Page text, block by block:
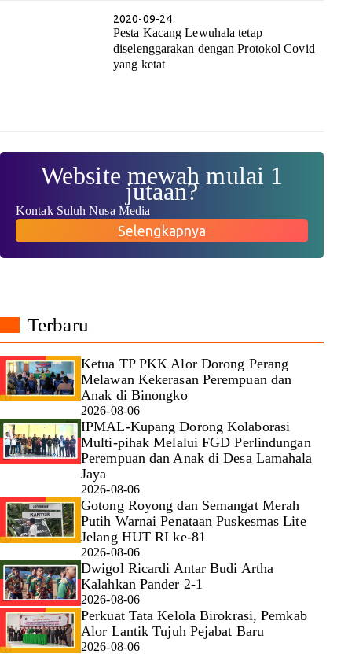
2020-09-24
Pesta Kacang Lewuhala tetap
diselenggarakan dengan Protokol Covid
yang ketat
Website mewah mulai 1
jutaan?
Kontak Suluh Nusa Media
Selengkapnya
Terbaru
Ketua TP PKK Alor Dorong Perang
Melawan Kekerasan Perempuan dan
Anak di Binongko
2026-08-06
IPMAL-Kupang Dorong Kolaborasi
Multi-pihak Melalui FGD Perlindungan
Perempuan dan Anak di Desa Lamahala
Jaya
2026-08-06
Gotong Royong dan Semangat Merah
Putih Warnai Penataan Puskesmas Lite
Jelang HUT RI ke-81
2026-08-06
Dwigol Ricardi Antar Budi Artha
Kalahkan Pander 2-1
2026-08-06
Perkuat Tata Kelola Birokrasi, Pemkab
Alor Lantik Tujuh Pejabat Baru
2026-08-06